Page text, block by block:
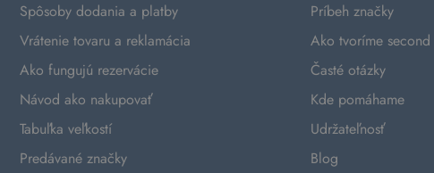
Spôsoby dodania a platby
Vrátenie tovaru a reklamácia
Ako fungujú rezervácie
Návod ako nakupovať
Tabuľka veľkostí
Predávané značky
Príbeh značky
Ako tvoríme second
Časté otázky
Kde pomáhame
Udržateľnosť
Blog